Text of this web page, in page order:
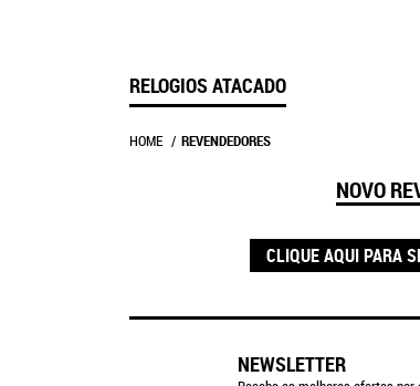
RELOGIOS ATACADO
HOME REVENDEDORES
NOVO
CLIQUE AQUI PARA
NEWSLETTER